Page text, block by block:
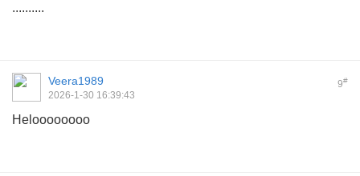
..........
9#
Veera1989
2026-1-30 16:39:43
Heloooooooo